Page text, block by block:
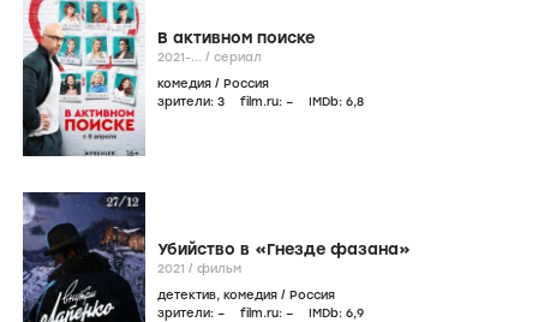
В активном поиске
2021-... / сериал
комедия / Россия
зрители: 3 film.ru: – IMDb: 6,8
Убийство в «Гнезде фазана»
2021 / фильм
детектив, комедия / Россия
зрители: – film.ru: – IMDb: 6,9